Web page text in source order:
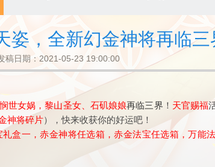
姿，全新幻金神将再临三
稿日期：2021-05-23 19:00:00
世女娲，黎山圣女、石矶娘娘再临三界 ！ 天官赐福
神将碎片），快来收获你的好运吧！
盒一，赤金神将任选箱，赤金法宝任选箱，万能